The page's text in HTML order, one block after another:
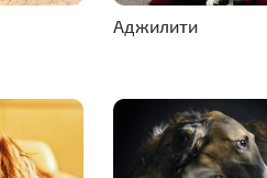
Аджилити